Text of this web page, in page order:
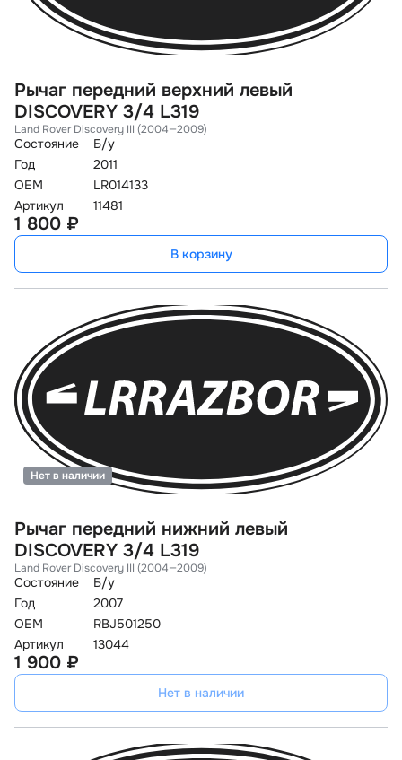
Рычаг передний верхний левый
DISCOVERY 3/4 L319
Land Rover Discovery III (2004—2009)
Состояние
Б/у
Год
2011
OEM
LR014133
Артикул
11481
1 800 ₽
В корзину
Рычаг передний нижний левый
DISCOVERY 3/4 L319
Land Rover Discovery III (2004—2009)
Состояние
Б/у
Год
2007
OEM
RBJ501250
Артикул
13044
Нет в наличии
1 900 ₽
Нет в наличии